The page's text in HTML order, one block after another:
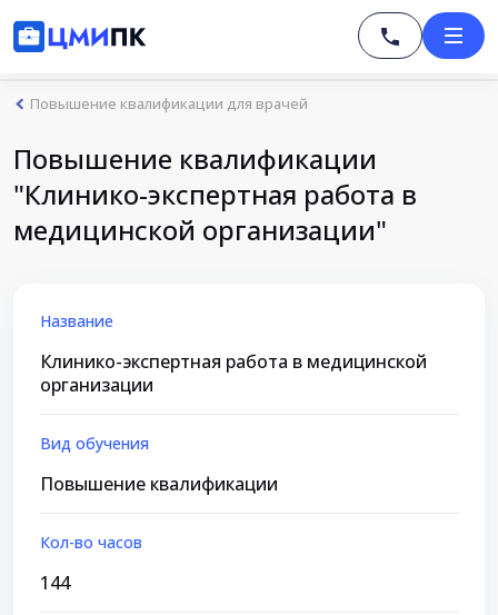
Повышение квалификации для врачей
Повышение квалификации
"Клинико-экспертная работа в
медицинской организации"
Название
Клинико-экспертная работа в медицинской
организации
Вид обучения
Повышение квалификации
Кол-во часов
144